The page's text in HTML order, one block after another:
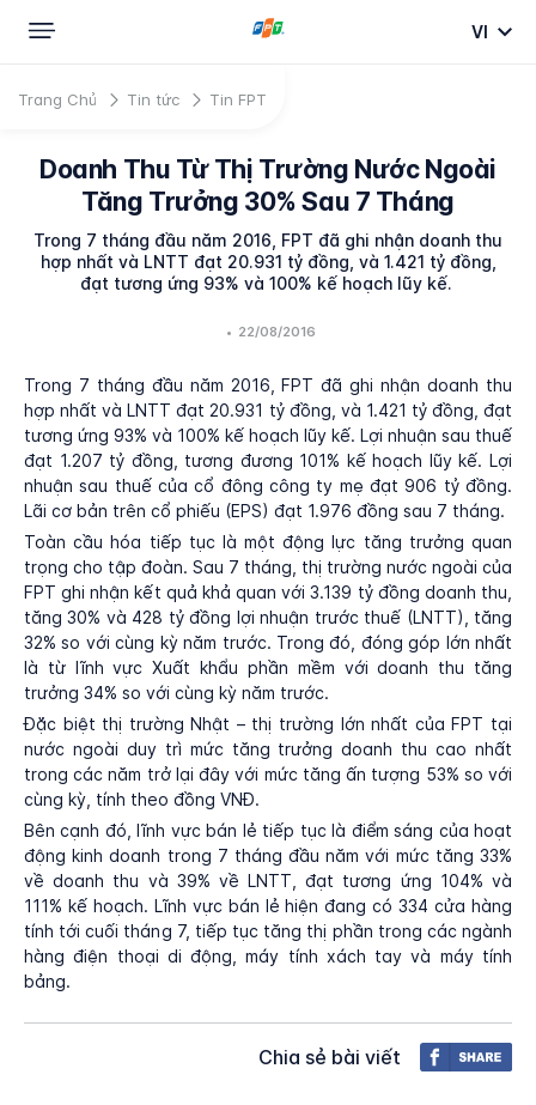
VI
Trang Chủ Tin tức Tin FPT
Doanh Thu Từ Thị Trường Nước Ngoài
Tăng Trưởng 30% Sau 7 Tháng
Trong 7 tháng đầu năm 2016, FPT đã ghi nhận doanh thu
hợp nhất và LNTT đạt 20.931 tỷ đồng, và 1.421 tỷ đồng,
đạt tương ứng 93% và 100% kế hoạch lũy kế.
• 22/08/2016
Trong 7 tháng đầu năm 2016, FPT đã ghi nhận doanh thu
hợp nhất và LNTT đạt 20.931 tỷ đồng, và 1.421 tỷ đồng, đạt
tương ứng 93% và 100% kế hoạch lũy kế. Lợi nhuận sau thuế
đạt 1.207 tỷ đồng, tương đương 101% kế hoạch lũy kế. Lợi
nhuận sau thuế của cổ đông công ty mẹ đạt 906 tỷ đồng.
Lãi cơ bản trên cổ phiếu (EPS) đạt 1.976 đồng sau 7 tháng.
Toàn cầu hóa tiếp tục là một động lực tăng trưởng quan
trọng cho tập đoàn. Sau 7 tháng, thị trường nước ngoài của
FPT ghi nhận kết quả khả quan với 3.139 tỷ đồng doanh thu,
tăng 30% và 428 tỷ đồng lợi nhuận trước thuế (LNTT), tăng
32% so với cùng kỳ năm trước. Trong đó, đóng góp lớn nhất
là từ lĩnh vực Xuất khẩu phần mềm với doanh thu tăng
trưởng 34% so với cùng kỳ năm trước.
Đặc biệt thị trường Nhật – thị trường lớn nhất của FPT tại
nước ngoài duy trì mức tăng trưởng doanh thu cao nhất
trong các năm trở lại đây với mức tăng ấn tượng 53% so với
cùng kỳ, tính theo đồng VNĐ.
Bên cạnh đó, lĩnh vực bán lẻ tiếp tục là điểm sáng của hoạt
động kinh doanh trong 7 tháng đầu năm với mức tăng 33%
về doanh thu và 39% về LNTT, đạt tương ứng 104% và
111% kế hoạch. Lĩnh vực bán lẻ hiện đang có 334 cửa hàng
tính tới cuối tháng 7, tiếp tục tăng thị phần trong các ngành
hàng điện thoại di động, máy tính xách tay và máy tính
bảng.
Chia sẻ bài viết